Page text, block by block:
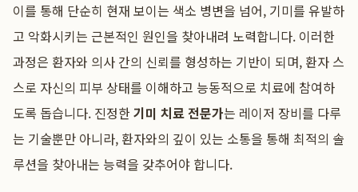
이를 통해 단순히 현재 보이는 색소 병변을 넘어, 기미를 유발하
고 악화시키는 근본적인 원인을 찾아내려 노력합니다. 이러한
과정은 환자와 의사 간의 신뢰를 형성하는 기반이 되며, 환자 스
스로 자신의 피부 상태를 이해하고 능동적으로 치료에 참여하
도록 돕습니다. 진정한기미 치료 전문가는 레이저 장비를 다루
는 기술뿐만 아니라, 환자와의 깊이 있는 소통을 통해 최적의 솔
루션을 찾아내는 능력을 갖추어야 합니다.